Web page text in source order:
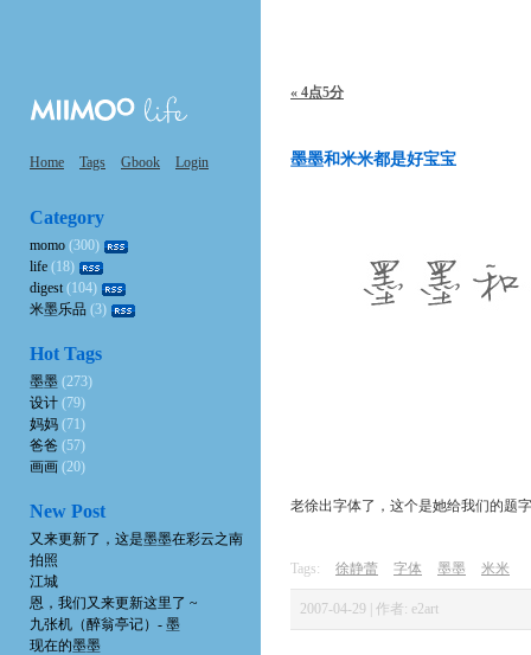
Home Tags Gbook Login
« 4点5分
墨墨和米米都是好宝宝
老徐出字体了，这个是她给我们的题
Tags: 徐静蕾 字体 墨墨 米米
2007-04-29 | 作者: e2art
Category
momo (300)
life (18)
digest(104)
米墨乐品 (3)
Hot Tags
墨墨 (273)
设计 (79)
妈妈 (71)
爸爸 (57)
画画 (20)
New Post
又来更新了，这是墨墨在彩云之南
拍照
江城
恩，我们又来更新这里了 ~
九张机（醉翁亭记）- 墨
现在的墨墨